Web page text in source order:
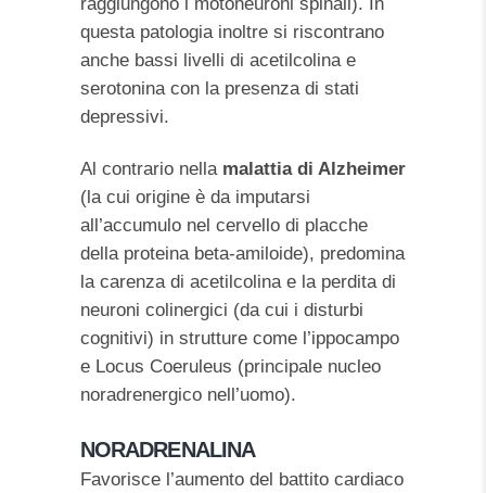
raggiungono i motoneuroni spinali). In
questa patologia inoltre si riscontrano
anche bassi livelli di acetilcolina e
serotonina con la presenza di stati
depressivi.
Al contrario nella malattia di Alzheimer
(la cui origine è da imputarsi
all’accumulo nel cervello di placche
della proteina beta-amiloide), predomina
la carenza di acetilcolina e la perdita di
neuroni colinergici (da cui i disturbi
cognitivi) in strutture come l’ippocampo
e Locus Coeruleus (principale nucleo
noradrenergico nell’uomo).
NORADRENALINA
Favorisce l’aumento del battito cardiaco